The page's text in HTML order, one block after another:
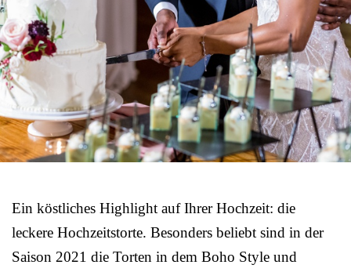
Ein köstliches Highlight auf Ihrer Hochzeit: die
leckere Hochzeitstorte. Besonders beliebt sind in der
Saison 2021 die Torten in dem Boho Style und